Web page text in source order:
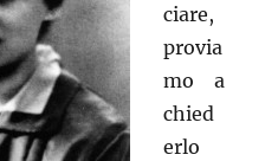
ciare,
provia
mo a
chied
erlo